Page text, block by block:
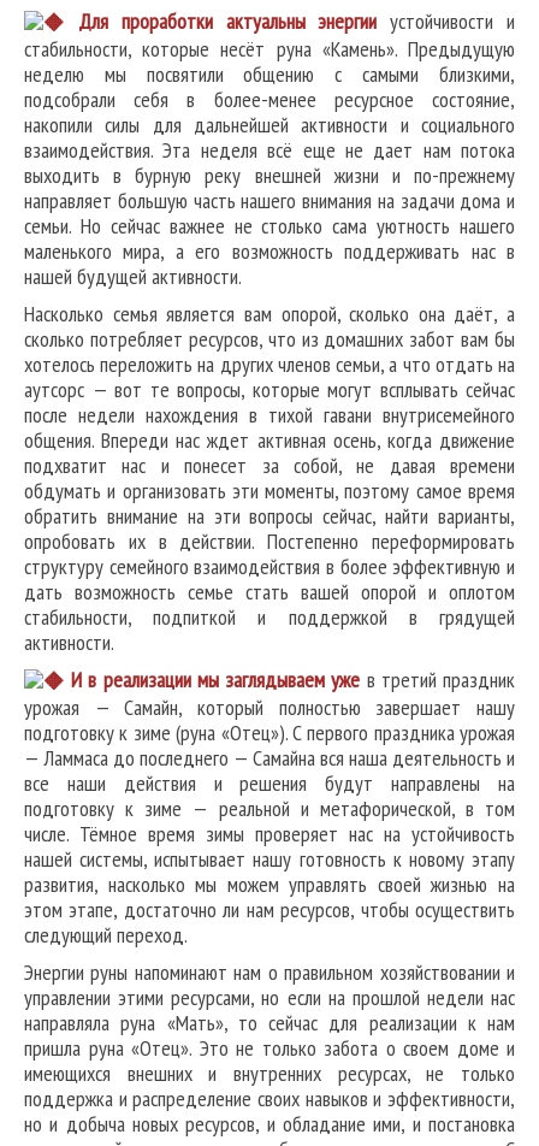
Для проработки актуальны энергии устойчивости и
стабильности, которые несёт руна «Камень». Предыдущую
неделю мы посвятили общению с самыми близкими,
подсобрали себя в более-менее ресурсное состояние,
накопили силы для дальнейшей активности и социального
взаимодействия. Эта неделя всё еще не дает нам потока
выходить в бурную реку внешней жизни и по-прежнему
направляет большую часть нашего внимания на задачи дома и
семьи. Но сейчас важнее не столько сама уютность нашего
маленького мира, а его возможность поддерживать нас в
нашей будущей активности.
Насколько семья является вам опорой, сколько она даёт, а
сколько потребляет ресурсов, что из домашних забот вам бы
хотелось переложить на других членов семьи, а что отдать на
аутсорс — вот те вопросы, которые могут всплывать сейчас
после недели нахождения в тихой гавани внутрисемейного
общения. Впереди нас ждет активная осень, когда движение
подхватит нас и понесет за собой, не давая времени
обдумать и организовать эти моменты, поэтому самое время
обратить внимание на эти вопросы сейчас, найти варианты,
опробовать их в действии. Постепенно переформировать
структуру семейного взаимодействия в более эффективную и
дать возможность семье стать вашей опорой и оплотом
стабильности, подпиткой и поддержкой в грядущей
активности.
И в реализации мы заглядываем уже в третий праздник
урожая — Самайн, который полностью завершает нашу
подготовку к зиме (руна «Отец»). С первого праздника урожая
— Ламмаса до последнего — Самайна вся наша деятельность и
все наши действия и решения будут направлены на
подготовку к зиме — реальной и метафорической, в том
числе. Тёмное время зимы проверяет нас на устойчивость
нашей системы, испытывает нашу готовность к новому этапу
развития, насколько мы можем управлять своей жизнью на
этом этапе, достаточно ли нам ресурсов, чтобы осуществить
следующий переход.
Энергии руны напоминают нам о правильном хозяйствовании и
управлении этими ресурсами, но если на прошлой недели нас
направляла руна «Мать», то сейчас для реализации к нам
пришла руна «Отец». Это не только забота о своем доме и
имеющихся внешних и внутренних ресурсах, не только
поддержка и распределение своих навыков и эффективности,
но и добыча новых ресурсов, и обладание ими, и постановка